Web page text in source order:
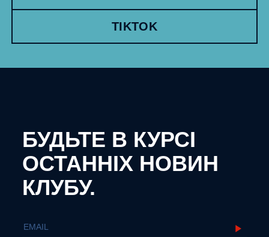
TIKTOK
БУДЬТЕ В КУРСІ
ОСТАННІХ НОВИН
КЛУБУ.